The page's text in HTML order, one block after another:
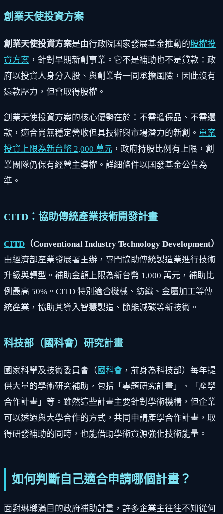
創業天使投資方案
創業天使投資方案是由行政院國家發展基金推動的股權投
資方案 ，針對早期新創事業。它不是補助也不是貸款：政
府以投資人身分入股、與創業者一同承擔風險，因此沒有
還款壓力，但會取得股權。
創業天使投資方案的核心優勢在於：不需擔保品、不需還
款，適合尚無穩定營收但具技術與市場潛力的新創。 單案
投資上限為新台幣 2,000 萬元 ，政府持股比例有上限，創
業團隊仍保有經營主導權。詳細條件以國發基金公告為
準。
CITD：協助傳統產業技術開發計畫
CITD （Conventional Industry Technology Development）
由經濟部產業發展署主辦，專門協助傳統製造業進行技術
升級與轉型。補助金額上限為新台幣 1,000 萬元，補助比
例最高 50%。CITD 特別適合機械、紡織、金屬加工等傳
統產業，協助其導入智慧製造、節能減碳等新技術。
科技部（國科會）研究計畫
國家科學及技術委員會（ 國科會 ，前身為科技部）每年提
供大量的學術研究補助，包括「專題研究計畫」、「產學
合作計畫」等。雖然這些計畫主要針對學術機構，但企業
可以透過與大學合作的方式，共同申請產學合作計畫，取
得研發補助的同時，也能借助學術資源強化技術能量。
如何判斷自己適合申請哪個計畫？
面對琳瑯滿目的政府補助計畫，許多企業主往往不知從何